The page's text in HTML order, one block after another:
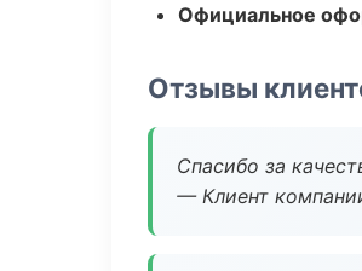
Официальное
Отзывы
Спасибо за
— Клиент